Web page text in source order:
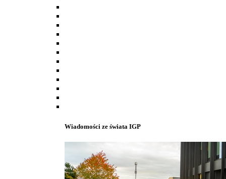
Wiadomości ze świata IGP